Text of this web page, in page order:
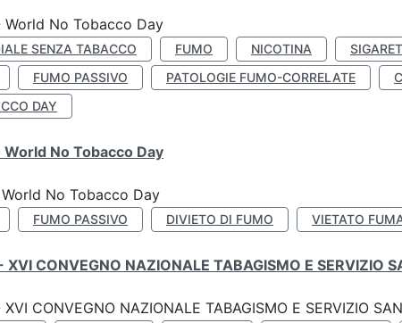
World No Tobacco Day
SENZA TABACCO FUMO NICOTINA
FUMO PASSIVO PATOLOGIE FUMO-CORRELATE
DAY
World No Tobacco Day
No Tobacco Day
FUMO PASSIVO DIVIETO DI FUMO VIETATO
XVI CONVEGNO NAZIONALE TABAGISMO E SERVIZIO
CONVEGNO NAZIONALE TABAGISMO E SERVIZIO